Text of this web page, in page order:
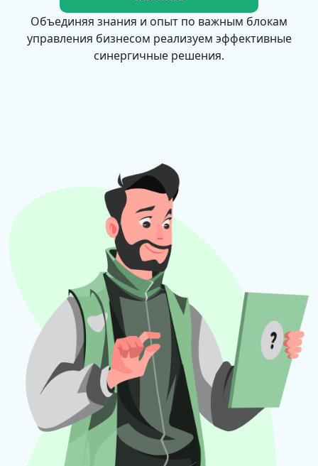
Объединяя знания и опыт по важным блокам
управления бизнесом реализуем эффективные
синергичные решения.